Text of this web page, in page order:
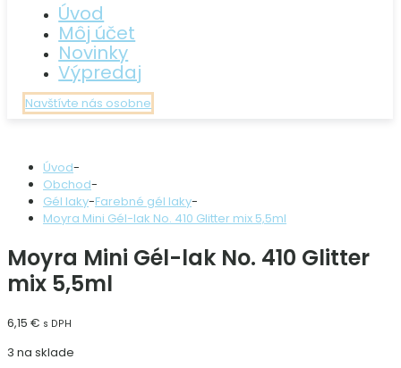
Úvod
Môj účet
Novinky
Výpredaj
Navštívte nás osobne
Úvod-
Obchod-
Gél laky-Farebné gél laky-
Moyra Mini Gél-lak No. 410 Glitter mix 5,5ml
Moyra Mini Gél-lak No. 410 Glitter
mix 5,5ml
6,15 € s DPH
3 na sklade